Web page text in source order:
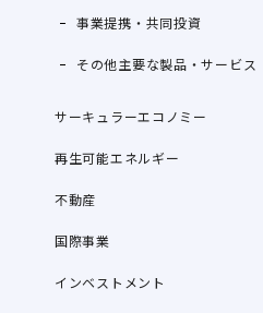
事業提携・共同投資
その他主要な製品・サービス
サーキュラーエコノミー
再生可能エネルギー
不動産
国際事業
インベストメント